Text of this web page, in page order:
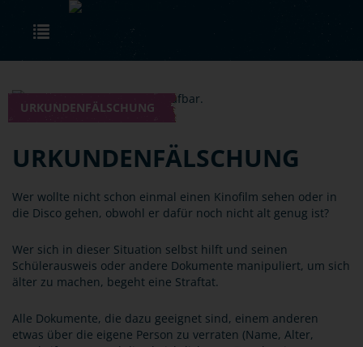
Skip to main content
URKUNDENFÄLSCHUNG
URKUNDENFÄLSCHUNG
Wer wollte nicht schon einmal einen Kinofilm sehen oder in
die Disco gehen, obwohl er dafür noch nicht alt genug ist?
Wer sich in dieser Situation selbst hilft und seinen
Schülerausweis oder andere Dokumente manipuliert, um sich
älter zu machen, begeht eine Straftat.
Alle Dokumente, die dazu geeignet sind, einem anderen
etwas über die eigene Person zu verraten (Name, Alter,